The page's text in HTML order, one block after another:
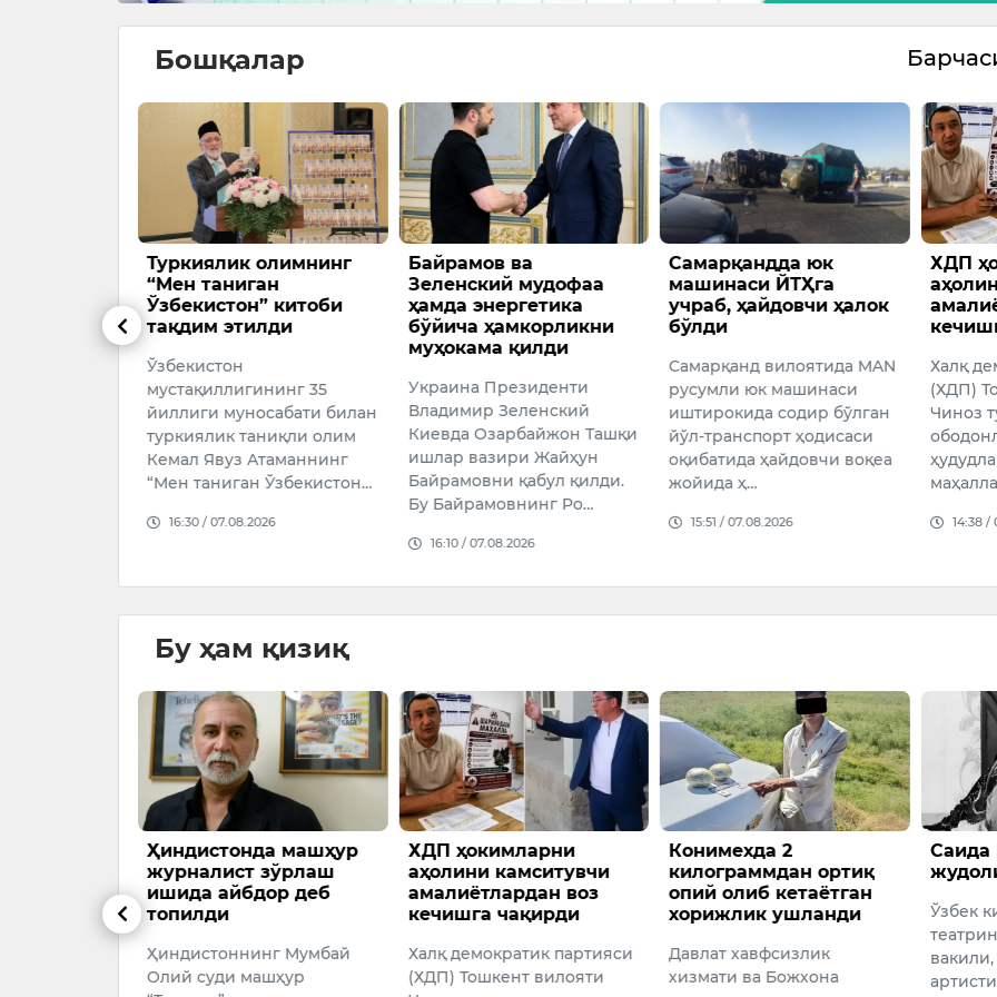
Бошқалар
суд
Туркиялик олимнинг
“Мен таниган
Ўзбекистон” китоби
тақдим этилди
Ўзбекистон
мустақиллигининг 35
йиллиги муносабати билан
туркиялик таниқли олим
Кемал Явуз Атаманнинг
“Мен таниган Ўзбекистон…
16:30 / 07.08.2026
Байрамов ва
Зеленский мудофаа
ҳамда энергетика
бўйича ҳамкорликни
муҳокама қилди
Украина Президенти
Владимир Зеленский
Киевда Озарбайжон Ташқи
ишлар вазири Жайҳун
Байрамовни қабул қилди.
Бу Байрамовнинг Ро…
16:10 / 07.08.2026
Самарқандда юк
машинаси ЙТҲга
учраб, ҳайдовчи ҳалок
бўлди
Самарқанд вилоятида MAN
русумли юк машинаси
иштирокида содир бўлган
йўл-транспорт ҳодисаси
оқибатида ҳайдовчи воқеа
жойида ҳ…
15:51 / 07.08.2026
ХДП
Халқ
(ХДП)
Чиноз
14:38 /
Бу ҳам қизиқ
суд
Ҳиндистонда машҳур
журналист зўрлаш
ишида айбдор деб
топилди
Ҳиндистоннинг Мумбай
Олий суди машҳур
ХДП ҳокимларни
аҳолини камситувчи
амалиётлардан воз
кечишга чақирди
Халқ демократик партияси
(ХДП) Тошкент вилояти
Конимехда 2
килограммдан ортиқ
опий олиб кетаётган
хорижлик ушланди
Давлат хавфсизлик
хизмати ва Божхона
Саида
Ўзбек
вакили,
артисти